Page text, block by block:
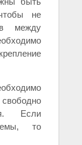
не
между
Если
то